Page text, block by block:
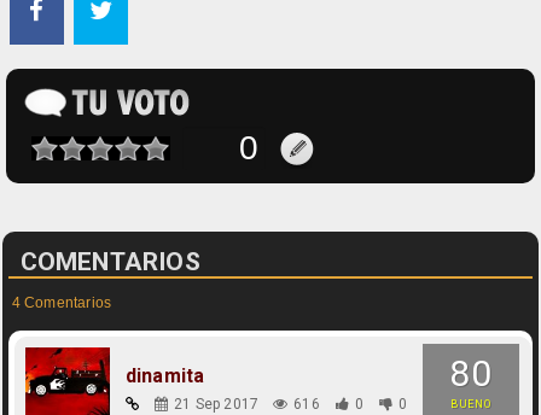
COMENTARIOS
4 Comentarios
80
BUENO
dinamita
21 Sep 2017 616 0 0